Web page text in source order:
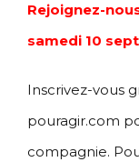
Rejoignez-
samedi 10
Inscrivez-vous
pouragir.com
compagnie.